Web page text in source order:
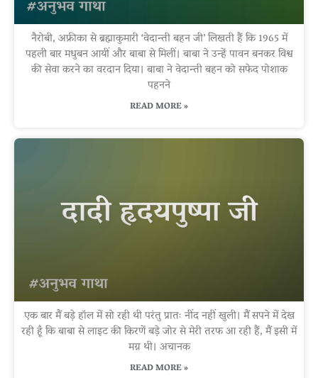
नैरोबी, अफ्रीका से ब्रह्माकुमारी ‘वेदान्ती बहन जी’ लिखती हैं कि 1965 में
पहली बार मधुबन आयीं और बाबा से मिलीं। बाबा ने उन्हें पावन बनकर विश्व
की सेवा करने का वरदान दिया। बाबा ने वेदान्ती बहन को सफेद पोशाक
पहनने
READ MORE »
एक बार मैं बड़े हॉल में सो रही थी परंतु प्रातः नींद नहीं खुली। मैं सपने में देख
रही हूँ कि बाबा से लाइट की किरणें बड़े जोर से मेरी तरफ आ रही हैं, मैं इसी में
मग्न थी। अचानक
READ MORE »